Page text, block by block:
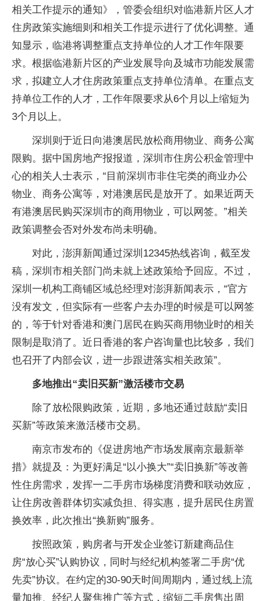
相关工作提示的通知》，管委会组织对临港新片区人才
住房政策实施细则和相关工作提示进行了优化调整。通
知显示，临港将调整重点支持单位的人才工作年限要
求。根据临港新片区的产业发展导向及城市功能发展需
求，拟建立人才住房政策重点支持单位清单。在重点支
持单位工作的人才，工作年限要求从6个月以上缩短为
3个月以上。
深圳则于近日向港澳居民放松商用物业、商务公寓
限购。据中国房地产报报道，深圳市住房公积金管理中
心的相关人士表示，“目前深圳市非住宅类的商业办公
物业、商务公寓等，对港澳居民是放开了。如果近两天
有港澳居民购买深圳市的商用物业，可以网签。”相关
政策调整会否对外发布尚未明确。
对此，澎湃新闻通过深圳12345热线咨询，截至发
稿，深圳市相关部门尚未就上述政策给予回应。不过，
深圳一机构工商铺区域总经理对澎湃新闻表示，“官方
没有发文，但实际有一些客户去办理的时候是可以网签
的，等于针对香港和澳门居民在购买商用物业时的相关
限制是取消了。近日香港的客户咨询量也比较多，我们
也召开了内部会议，进一步跟进落实相关政策”。
多地推出“卖旧买新”激活楼市交易
除了放松限购政策，近期，多地还通过鼓励“卖旧
买新”等政策来激活楼市交易。
南京市发布的《促进房地产市场发展南京最新举
措》就提及：为更好满足“以小换大”“卖旧换新”等改善
性住房需求，发挥一二手房市场梯度消费和联动效应，
让住房改善群体切实减负担、得实惠，提升居民住房置
换效率，此次推出“换新购”服务。
按照政策，购房者与开发企业签订新建商品住
房“放心买”认购协议，同时与经纪机构签署二手房“优
先卖”协议。在约定的30-90天时间周期内，通过线上流
量加推、经纪人聚焦推广等方式，缩短二手房售出周